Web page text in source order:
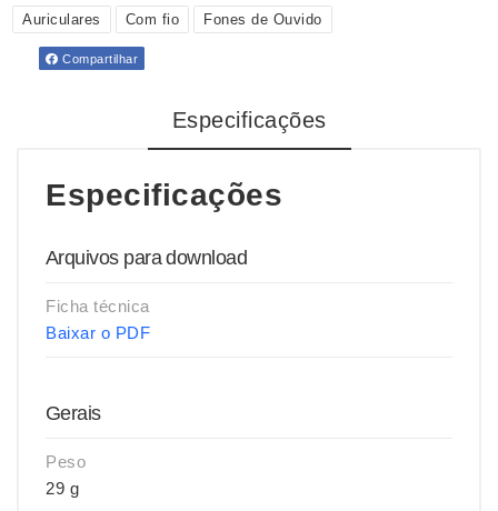
Auriculares Com fio Fones de Ouvido
Compartilhar
Especificações
Especificações
Arquivos para download
Ficha técnica
Baixar o PDF
Gerais
Peso
29 g